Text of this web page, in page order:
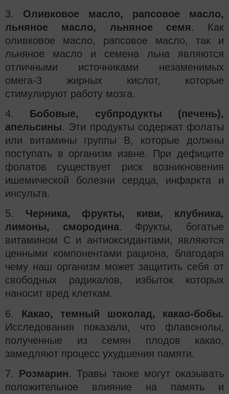
3. Оливковое масло, рапсовое масло,
льняное масло, льняное семя. Как
оливковое масло, рапсовое масло, так и
льняное масло и семена льна являются
отличными источниками незаменимых
омега-3 жирных кислот, которые
стимулируют работу мозга.
4. Бобовые, субпродукты (печень),
апельсины. Эти продукты содержат фолаты
или витамины группы В, которые должны
поступать в организм извне. При дефиците
фолатов существует риск возникновения
ишемической болезни сердца, инфаркта и
инсульта.
5. Черника, фрукты, киви, клубника,
лимоны, смородина. Фрукты, богатые
витамином С и антиоксидантами, являются
ценными компонентами рациона, благодаря
чему наш организм может защитить себя от
свободных радикалов, избыток которых
наносит вред клеткам.
6. Какао, темный шоколад, какао-бобы.
Исследования показали, что флавонолы,
полученные из семян плодов какао,
замедляют процесс ухудшения памяти.
7. Розмарин. Травы также могут оказывать
положительное влияние на память и